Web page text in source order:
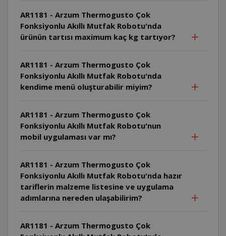
AR1181 - Arzum Thermogusto Çok
Fonksiyonlu Akıllı Mutfak Robotu'nda
ürünün tartısı maximum kaç kg tartıyor?
AR1181 - Arzum Thermogusto Çok
Fonksiyonlu Akıllı Mutfak Robotu'nda
kendime menü oluşturabilir miyim?
AR1181 - Arzum Thermogusto Çok
Fonksiyonlu Akıllı Mutfak Robotu'nun
mobil uygulaması var mı?
AR1181 - Arzum Thermogusto Çok
Fonksiyonlu Akıllı Mutfak Robotu'nda hazır
tariflerin malzeme listesine ve uygulama
adımlarına nereden ulaşabilirim?
AR1181 - Arzum Thermogusto Çok